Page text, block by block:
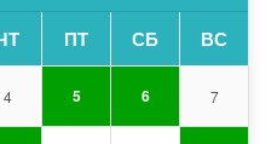
ПТ СБ ВС
4 5 6 7